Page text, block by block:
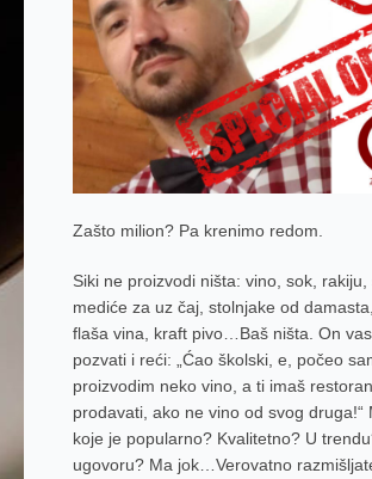
Zašto milion? Pa krenimo redom.
Siki ne proizvodi ništa: vino, sok, rakiju,
mediće za uz čaj, stolnjake od
flaša vina, kraft pivo…Baš ništa. On
pozvati i reći: „Ćao školski, e, počeo
proizvodim neko vino, a ti imaš
prodavati, ako ne vino od svog druga!“
koje je popularno? Kvalitetno? U
ugovoru? Ma jok…Verovatno